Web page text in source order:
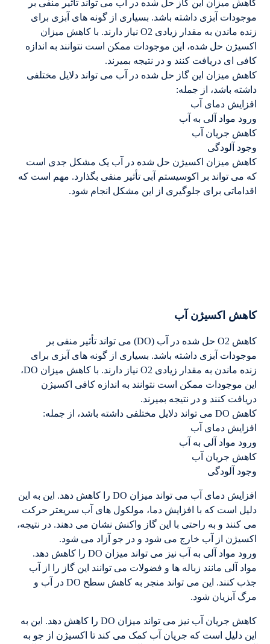
کاهش میزان این گاز حل شده در آب می تواند تأثیر منفی بر
موجودات آبزی داشته باشد. بسیاری از گونه های آبزی برای
زنده ماندن به مقدار زیادی O2 نیاز دارند. با کاهش میزان
اکسیژن حل شده، این موجودات ممکن است نتوانند به اندازه
کافی ای دریافت کنند و در نتیجه بمیرند.
کاهش میزان این گاز حل شده در آب می تواند دلایل مختلفی
داشته باشد، از جمله:
افزایش دمای آب
ورود مواد آلی به آب
کاهش جریان آب
وجود آلودگی
کاهش میزان اکسیژن حل شده در آب یک مشکل جدی است
که می تواند بر اکوسیستم آبی تأثیر منفی بگذارد. مهم است که
اقداماتی برای جلوگیری از این مشکل انجام شود.
کاهش اکسیژن آب
کاهش O2 حل شده در آب (DO) می تواند تأثیر منفی بر
موجودات آبزی داشته باشد. بسیاری از گونه های آبزی برای
زنده ماندن به مقدار زیادی O2 نیاز دارند. با کاهش میزان DO،
این موجودات ممکن است نتوانند به اندازه کافی اکسیژن
دریافت کنند و در نتیجه بمیرند.
کاهش DO می تواند دلایل مختلفی داشته باشد، از جمله:
افزایش دمای آب
ورود مواد آلی به آب
کاهش جریان آب
وجود آلودگی
افزایش دمای آب می تواند میزان DO را کاهش دهد. این به این
دلیل است که با افزایش دما، مولکول های آب سریعتر حرکت
می کنند و به راحتی با این گاز واکنش نشان می دهند. در نتیجه،
اکسیژن از آب خارج می شود و در جو آزاد می شود.
ورود مواد آلی به آب نیز می تواند میزان DO را کاهش دهد.
مواد آلی مانند زباله ها و فضولات می توانند این گاز را از آب
جذب کنند. این می تواند منجر به کاهش سطح DO در آب و
مرگ آبزیان شود.
کاهش جریان آب نیز می تواند میزان DO را کاهش دهد. این به
این دلیل است که جریان آب کمک می کند تا اکسیژن از جو به